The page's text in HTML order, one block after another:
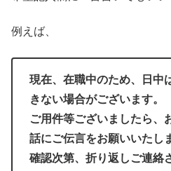
例えば、
現在、在職中のため、日中
きない場合がございます。
ご用件等ございましたら、
話にご伝言をお願いいたし
確認次第、折り返しご連絡